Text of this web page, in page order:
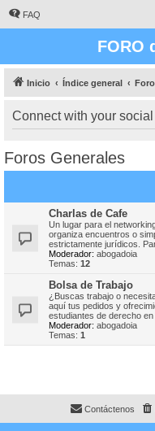
FAQ
FORO
Inicio Índice general
Connect with your
Foros Generales
Charlas de Cafe
Un lugar para el
organiza encuentros o
estrictamente jurídicos.
Moderador: abogadoia
Temas: 12
Bolsa de Trabajo
¿Buscas trabajo o
aquí tus pedidos y
estudiantes de derecho en
Moderador: abogadoia
Temas: 1
Contáctenos